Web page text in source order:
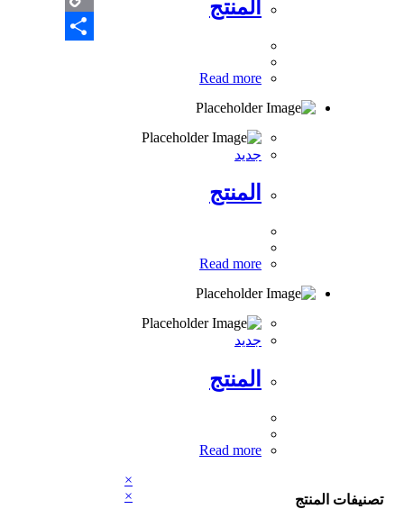
Copy
المنتج
Read more
جديد
المنتج
Read more
جديد
المنتج
Read more
تصنيفات المنتج
×
×